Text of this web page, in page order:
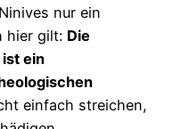
nur ein
hier gilt: Die
ein
einfach streichen,